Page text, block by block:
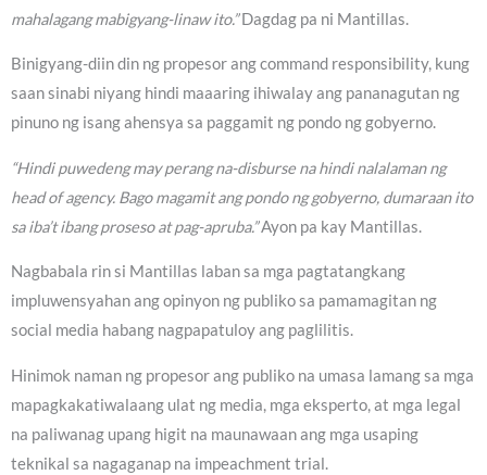
mahalagang mabigyang-linaw ito.”Dagdag pa ni Mantillas.
Binigyang-diin din ng propesor ang command responsibility, kung
saan sinabi niyang hindi maaaring ihiwalay ang pananagutan ng
pinuno ng isang ahensya sa paggamit ng pondo ng gobyerno.
“Hindi puwedeng may perang na-disburse na hindi nalalaman ng
head of agency. Bago magamit ang pondo ng gobyerno, dumaraan ito
sa iba’t ibang proseso at pag-apruba.”Ayon pa kay Mantillas.
Nagbabala rin si Mantillas laban sa mga pagtatangkang
impluwensyahan ang opinyon ng publiko sa pamamagitan ng
social media habang nagpapatuloy ang paglilitis.
Hinimok naman ng propesor ang publiko na umasa lamang sa mga
mapagkakatiwalaang ulat ng media, mga eksperto, at mga legal
na paliwanag upang higit na maunawaan ang mga usaping
teknikal sa nagaganap na impeachment trial.